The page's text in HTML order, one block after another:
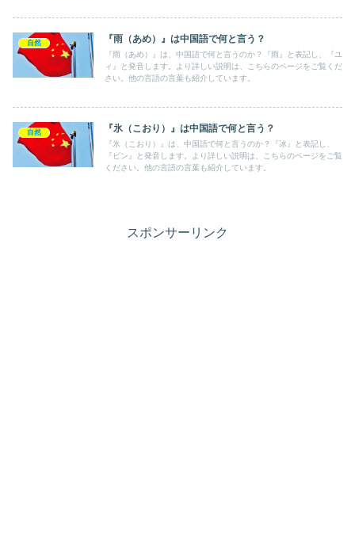
自然 『雨（あめ）』は中国語で何と言う？
『雨（あめ）』は、中国語で何と言うのか？『雨』と表記し、『ユ
ィ』と発音します。より詳しい説明は、こちらのページをご覧くだ
さい。他の言語の言葉も紹介しています。
自然 『氷（こおり）』は中国語で何と言う？
『氷（こおり）』は、中国語で何と言うのか？『冰』と表記し、
『ビン』と発音します。より詳しい説明は、こちらのページをご覧
ください。他の言語の言葉も紹介しています。
スポンサーリンク